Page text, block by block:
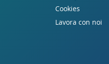
Cookies
Lavora con noi